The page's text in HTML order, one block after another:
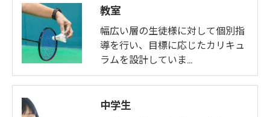
教室
幅広い層の生徒様に対して個別指
導を行い、目標に応じたカリキュ
ラムを設計していま…
中学生